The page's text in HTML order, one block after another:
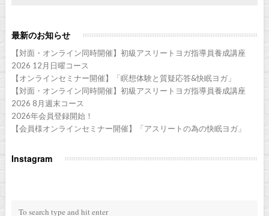
最新のお知らせ
【対面・オンライン同時開催】初級アスリートヨガ指導員養成講座
2026 12月日曜コース
【オンラインセミナー開催】「瞑想体験と質疑応答&快眠ヨガ」
【対面・オンライン同時開催】初級アスリートヨガ指導員養成講座
2026 8月週末コース
2026年会員登録開始！
【会員様オンラインセミナー開催】「アスリートの為の快眠ヨガ」
Instagram